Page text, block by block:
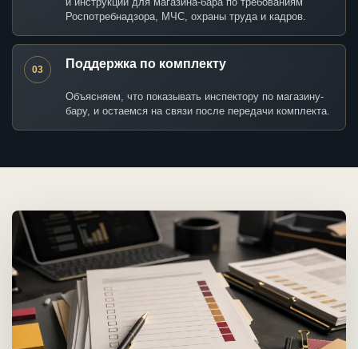
Роспотребнадзора, МЧС, охраны труда и кадров.
03 Поддержка по комплекту
Объясняем, что показывать инспектору по магазину-
бару, и остаемся на связи после передачи комплекта.